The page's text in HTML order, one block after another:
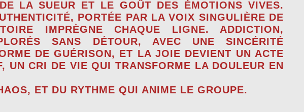
LA SUEUR ET LE GOÛT DES ÉMOTIONS VIVES.
PORTÉE PAR LA VOIX SINGULIÈRE DE
IMPRÈGNE CHAQUE LIGNE. ADDICTION,
SANS DÉTOUR, AVEC UNE SINCÉRITÉ
DE GUÉRISON, ET LA JOIE DEVIENT UN ACTE
UN CRI DE VIE QUI TRANSFORME LA DOULEUR EN
ET DU RYTHME QUI ANIME LE GROUPE.